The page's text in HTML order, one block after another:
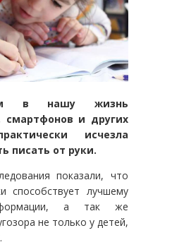
в нашу жизнь
смартфонов и других
исчезла
писать от руки.
показали, что
способствует лучшему
а так же
не только у детей,